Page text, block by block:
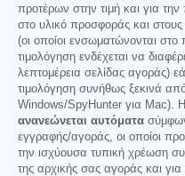
προτέρων στην τιμή και για
στο υλικό προσφοράς και
(οι οποίοι ενσωματώνονται
τιμολόγηση ενδέχεται να
λεπτομέρεια σελίδας αγοράς)
τιμολόγηση συνήθως ξεκινά
Windows/SpyHunter για Mac).
ανανεώνεται αυτόματα
εγγραφής/αγοράς, οι οποίοι
την ισχύουσα τυπική χρέωση
της αρχικής σας αγοράς και